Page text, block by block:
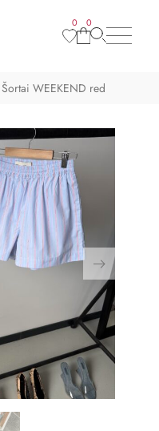
0 0
Šortai WEEKEND red